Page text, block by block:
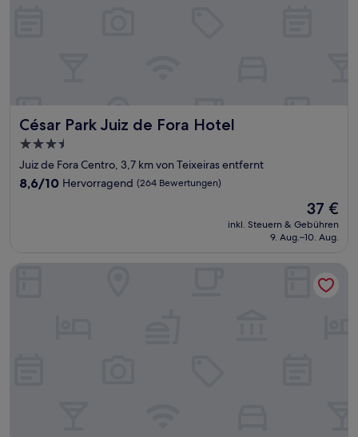
César Park Juiz de Fora Hotel
César Park Juiz de Fora Hotel
3.5-
Sterne-
Unterkunft
Juiz de Fora Centro, 3,7 km von Teixeiras entfernt
8.6
8,6/10 Hervorragend (264 Bewertungen)
Der
Preis
beträgt
37 €
inkl. Steuern & Gebühren
9. Aug.–10. Aug.
Ritz Plaza Hotel